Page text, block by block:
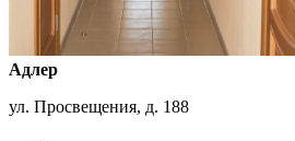
Адлер
ул. Просвещения, д. 188